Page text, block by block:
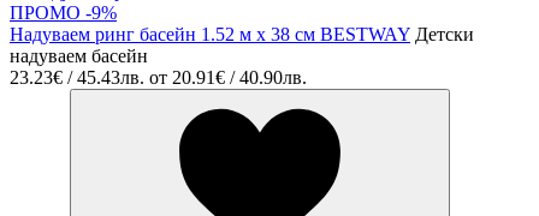
ПРОМО -9%
Надуваем ринг басейн 1.52 м х 38 см BESTWAY Детски
надуваем басейн
23.23€ / 45.43лв. от 20.91€ / 40.90лв.